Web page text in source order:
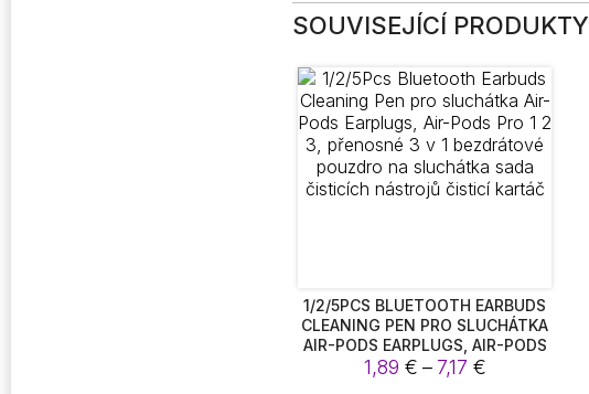
SOUVISEJÍCÍ PRODUKTY
1/2/5PCS BLUETOOTH EARBUDS
CLEANING PEN PRO SLUCHÁTKA
AIR-PODS EARPLUGS, AIR-PODS
PRO 1 2 3, PŘENOSNÉ 3 V 1
1,89 € – 7,17 €Rozpětí